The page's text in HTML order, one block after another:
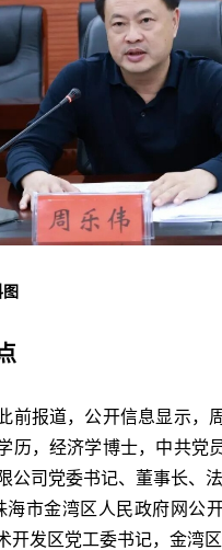
前报道，公开信息显示，
历，经济学博士，中共党
公司党委书记、董事长、
海市金湾区人民政府网公
开发区党工委书记，金湾区